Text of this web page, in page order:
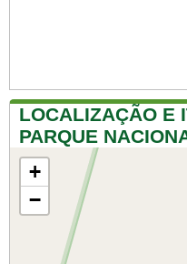
LOCALIZAÇÃO E
PARQUE
+
−